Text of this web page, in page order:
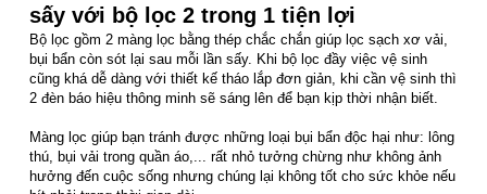
sấy với bộ lọc 2 trong 1 tiện lợi
Bộ lọc gồm 2 màng lọc bằng thép chắc chắn giúp lọc sạch xơ vải,
bụi bẩn còn sót lại sau mỗi lần sấy. Khi bộ lọc đầy việc vệ sinh
cũng khá dễ dàng với thiết kế tháo lắp đơn giản, khi cần vệ sinh thì
2 đèn báo hiệu thông minh sẽ sáng lên để bạn kịp thời nhận biết.
Màng lọc giúp bạn tránh được những loại bụi bẩn độc hại như: lông
thú, bụi vải trong quần áo,... rất nhỏ tưởng chừng như không ảnh
hưởng đến cuộc sống nhưng chúng lại không tốt cho sức khỏe nếu